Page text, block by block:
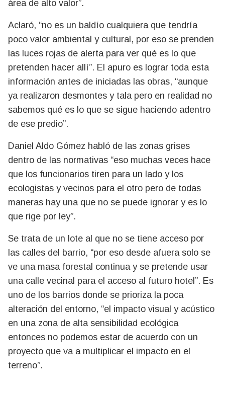
área de alto valor”.
Aclaró, “no es un baldío cualquiera que tendría
poco valor ambiental y cultural, por eso se prenden
las luces rojas de alerta para ver qué es lo que
pretenden hacer allí”. El apuro es lograr toda esta
información antes de iniciadas las obras, “aunque
ya realizaron desmontes y tala pero en realidad no
sabemos qué es lo que se sigue haciendo adentro
de ese predio”.
Daniel Aldo Gómez habló de las zonas grises
dentro de las normativas “eso muchas veces hace
que los funcionarios tiren para un lado y los
ecologistas y vecinos para el otro pero de todas
maneras hay una que no se puede ignorar y es lo
que rige por ley”.
Se trata de un lote al que no se tiene acceso por
las calles del barrio, “por eso desde afuera solo se
ve una masa forestal continua y se pretende usar
una calle vecinal para el acceso al futuro hotel”. Es
uno de los barrios donde se prioriza la poca
alteración del entorno, “el impacto visual y acústico
en una zona de alta sensibilidad ecológica
entonces no podemos estar de acuerdo con un
proyecto que va a multiplicar el impacto en el
terreno”.